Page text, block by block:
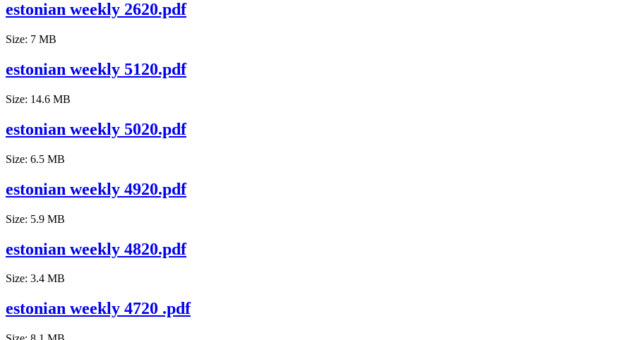
estonian weekly 2620.pdf
Size: 7 MB
estonian weekly 5120.pdf
Size: 14.6 MB
estonian weekly 5020.pdf
Size: 6.5 MB
estonian weekly 4920.pdf
Size: 5.9 MB
estonian weekly 4820.pdf
Size: 3.4 MB
estonian weekly 4720 .pdf